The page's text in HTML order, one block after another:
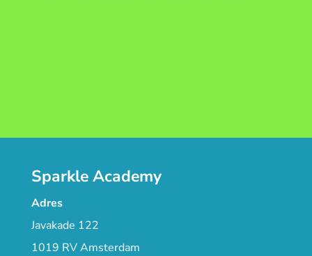
Sparkle Academy
Adres
Javakade 122
1019 RV Amsterdam